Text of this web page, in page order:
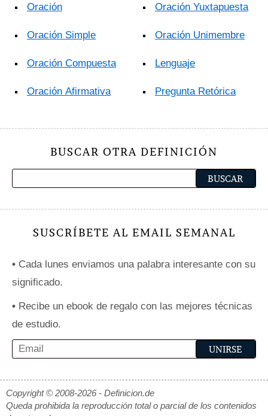
Oración
Oración Simple
Oración Compuesta
Oración Afirmativa
Oración Yuxtapuesta
Oración Unimembre
Lenguaje
Pregunta Retórica
BUSCAR OTRA DEFINICIÓN
SUSCRÍBETE AL EMAIL SEMANAL
• Cada lunes enviamos una palabra interesante con su
significado.
• Recibe un ebook de regalo con las mejores técnicas
de estudio.
Copyright © 2008-2026 - Definicion.de
Queda prohibida la reproducción total o parcial de los contenidos